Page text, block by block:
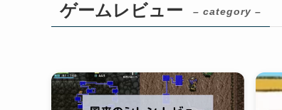
ゲームレビュー – category –